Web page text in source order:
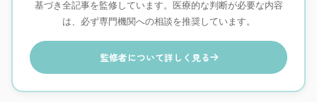
基づき全記事を監修しています。医療的な判断が必要な内容
は、必ず専門機関への相談を推奨しています。
監修者について詳しく見る